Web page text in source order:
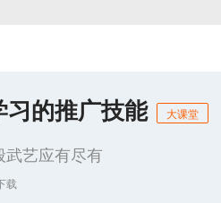
的推广技能 大课堂
武艺应有尽有
载